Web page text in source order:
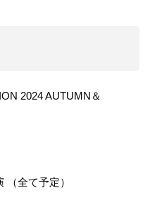
2024 AUTUMN＆
全て予定）